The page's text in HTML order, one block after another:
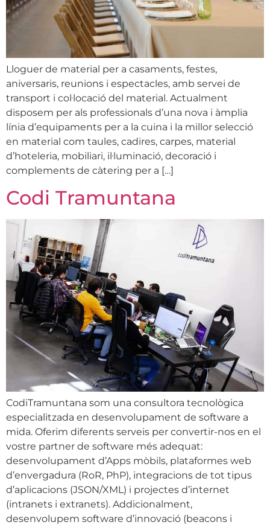
Lloguer de material per a casaments, festes,
aniversaris, reunions i espectacles, amb servei de
transport i col·locació del material. Actualment
disposem per als professionals d’una nova i àmplia
línia d’equipaments per a la cuina i la millor selecció
en material com taules, cadires, carpes, material
d’hoteleria, mobiliari, il·luminació, decoració i
complements de càtering per a […]
Codi Tramuntana
CodiTramuntana som una consultora tecnològica
especialitzada en desenvolupament de software a
mida. Oferim diferents serveis per convertir-nos en el
vostre partner de software més adequat:
desenvolupament d’Apps mòbils, plataformes web
d’envergadura (RoR, PhP), integracions de tot tipus
d’aplicacions (JSON/XML) i projectes d’internet
(intranets i extranets). Addicionalment,
desenvolupem software d’innovació (beacons i